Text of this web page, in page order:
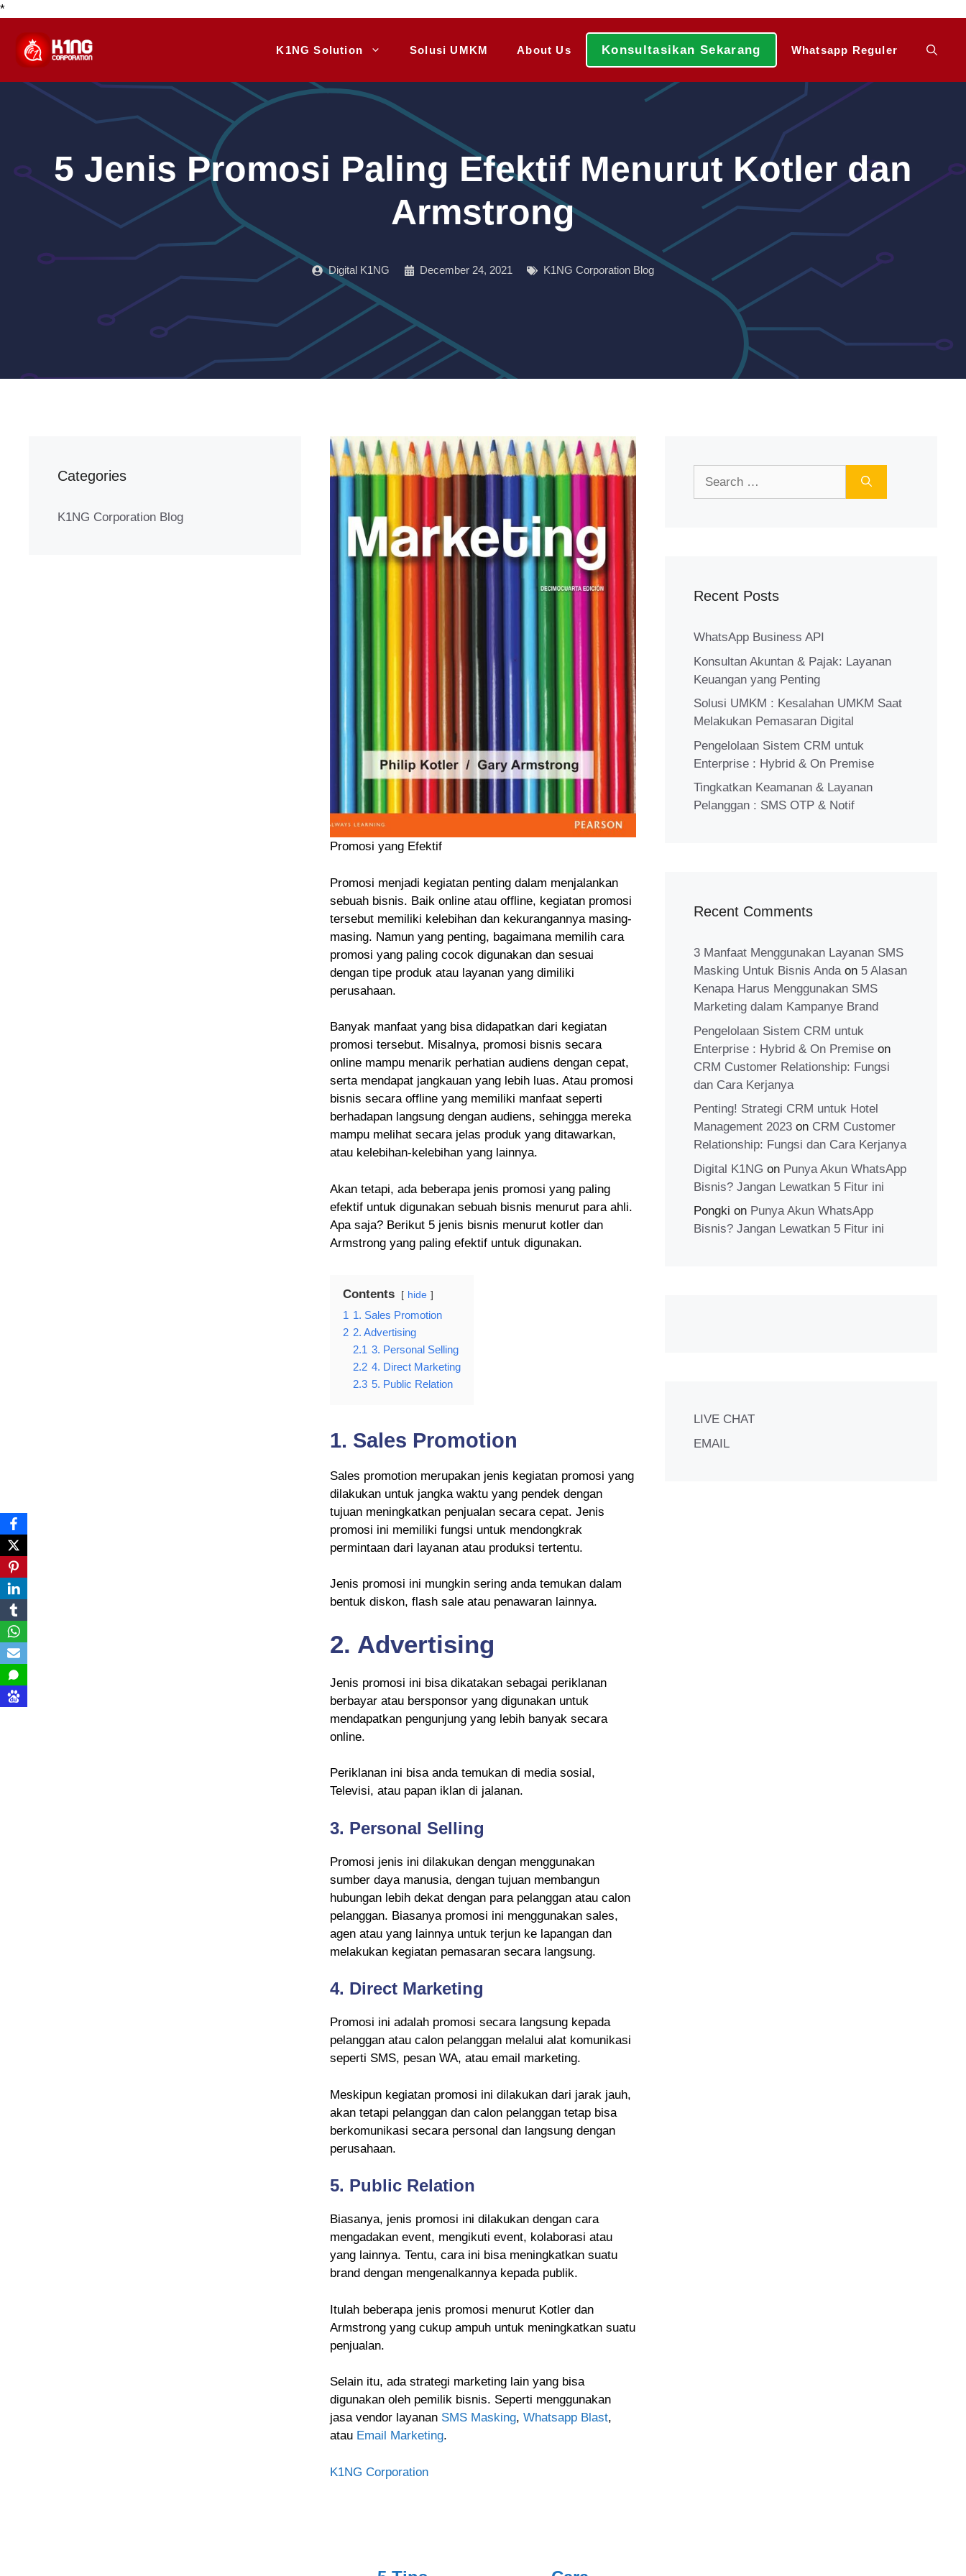
*
content
K1NG Solution Solusi UMKM About Us Konsultasikan Sekarang Whatsapp Reguler
5 Jenis Promosi Paling Efektif Menurut Kotler dan
Armstrong
Digital K1NG December 24, 2021 K1NG Corporation Blog
Promosi yang Efektif
Promosi menjadi kegiatan penting dalam menjalankan
sebuah bisnis. Baik online atau offline, kegiatan promosi
tersebut memiliki kelebihan dan kekurangannya masing-
masing. Namun yang penting, bagaimana memilih cara
promosi yang paling cocok digunakan dan sesuai
dengan tipe produk atau layanan yang dimiliki
perusahaan.
Banyak manfaat yang bisa didapatkan dari kegiatan
promosi tersebut. Misalnya, promosi bisnis secara
online mampu menarik perhatian audiens dengan cepat,
serta mendapat jangkauan yang lebih luas. Atau promosi
bisnis secara offline yang memiliki manfaat seperti
berhadapan langsung dengan audiens, sehingga mereka
mampu melihat secara jelas produk yang ditawarkan,
atau kelebihan-kelebihan yang lainnya.
Akan tetapi, ada beberapa jenis promosi yang paling
efektif untuk digunakan sebuah bisnis menurut para ahli.
Apa saja? Berikut 5 jenis bisnis menurut kotler dan
Armstrong yang paling efektif untuk digunakan.
Contents hide
1 1. Sales Promotion
2 2. Advertising
2.1 3. Personal Selling
2.2 4. Direct Marketing
2.3 5. Public Relation
1. Sales Promotion
Sales promotion merupakan jenis kegiatan promosi yang
dilakukan untuk jangka waktu yang pendek dengan
tujuan meningkatkan penjualan secara cepat. Jenis
promosi ini memiliki fungsi untuk mendongkrak
permintaan dari layanan atau produksi tertentu.
Jenis promosi ini mungkin sering anda temukan dalam
bentuk diskon, flash sale atau penawaran lainnya.
2. Advertising
Jenis promosi ini bisa dikatakan sebagai periklanan
berbayar atau bersponsor yang digunakan untuk
mendapatkan pengunjung yang lebih banyak secara
online.
Periklanan ini bisa anda temukan di media sosial,
Televisi, atau papan iklan di jalanan.
3. Personal Selling
Promosi jenis ini dilakukan dengan menggunakan
sumber daya manusia, dengan tujuan membangun
hubungan lebih dekat dengan para pelanggan atau calon
pelanggan. Biasanya promosi ini menggunakan sales,
agen atau yang lainnya untuk terjun ke lapangan dan
melakukan kegiatan pemasaran secara langsung.
4. Direct Marketing
Promosi ini adalah promosi secara langsung kepada
pelanggan atau calon pelanggan melalui alat komunikasi
seperti SMS, pesan WA, atau email marketing.
Meskipun kegiatan promosi ini dilakukan dari jarak jauh,
akan tetapi pelanggan dan calon pelanggan tetap bisa
berkomunikasi secara personal dan langsung dengan
perusahaan.
5. Public Relation
Biasanya, jenis promosi ini dilakukan dengan cara
mengadakan event, mengikuti event, kolaborasi atau
yang lainnya. Tentu, cara ini bisa meningkatkan suatu
brand dengan mengenalkannya kepada publik.
Itulah beberapa jenis promosi menurut Kotler dan
Armstrong yang cukup ampuh untuk meningkatkan suatu
penjualan.
Selain itu, ada strategi marketing lain yang bisa
digunakan oleh pemilik bisnis. Seperti menggunakan
jasa vendor layanan SMS Masking,Whatsapp Blast,
atau Email Marketing.
K1NG Corporation
Categories
K1NG Corporation Blog
Recent Posts
WhatsApp Business API
Konsultan Akuntan & Pajak: Layanan
Keuangan yang Penting
Solusi UMKM : Kesalahan UMKM Saat
Melakukan Pemasaran Digital
Pengelolaan Sistem CRM untuk
Enterprise : Hybrid & On Premise
Tingkatkan Keamanan & Layanan
Pelanggan : SMS OTP & Notif
Recent Comments
3 Manfaat Menggunakan Layanan SMS
Masking Untuk Bisnis Andaon 5 Alasan
Kenapa Harus Menggunakan SMS
Marketing dalam Kampanye Brand
Pengelolaan Sistem CRM untuk
Enterprise : Hybrid & On Premiseon
CRM Customer Relationship: Fungsi
dan Cara Kerjanya
Penting! Strategi CRM untuk Hotel
Management 2023on CRM Customer
Relationship: Fungsi dan Cara Kerjanya
Digital K1NG on Punya Akun WhatsApp
Bisnis? Jangan Lewatkan 5 Fitur ini
Pongki on Punya Akun WhatsApp
Bisnis? Jangan Lewatkan 5 Fitur ini
LIVE CHAT
EMAIL